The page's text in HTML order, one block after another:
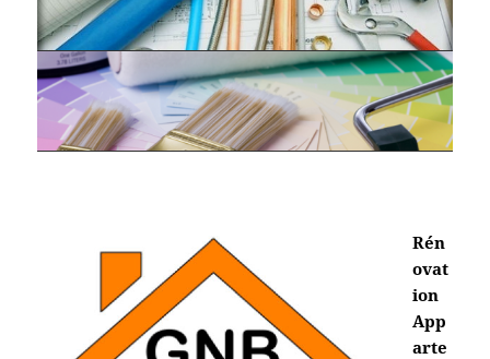
Rén
ovat
ion
App
arte